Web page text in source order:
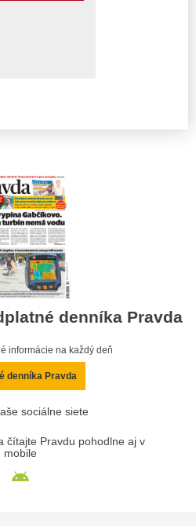
denníka Pravda
informácie na každý deň
denníka Pravda
sociálne siete
čítajte Pravdu pohodlne aj v
mobile